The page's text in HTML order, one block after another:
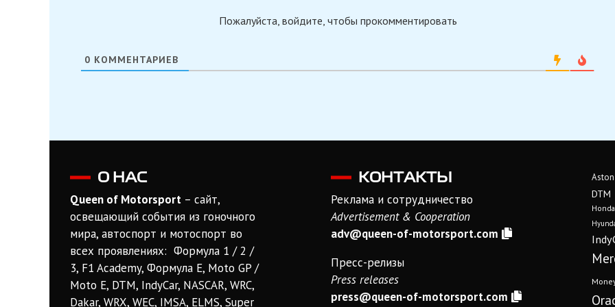
Пожалуйста, войдите, чтобы прокомментировать
0 КОММЕНТАРИЕВ
О НАС
Queen of Motorsport – сайт,
освещающий события из гоночного
мира, автоспорт и мотоспорт во
всех проявлениях: Формула 1 / 2 /
3, F1 Academy, Формула Е, Moto GP /
Moto E, DTM, IndyCar, NASCAR, WRC,
Dakar, WRX, WEC, IMSA, ELMS, Super
КОНТАКТЫ
Реклама и сотрудничество
Advertisement & Cooperation
adv@queen-of-motorsport.com
Пресс-релизы
Press releases
press@queen-of-motorsport.com
DTM